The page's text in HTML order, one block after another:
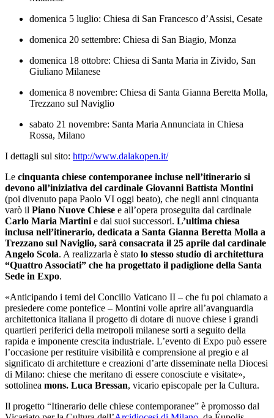
domenica 5 luglio: Chiesa di San Francesco d’Assisi, Cesate
domenica 20 settembre: Chiesa di San Biagio, Monza
domenica 18 ottobre: Chiesa di Santa Maria in Zivido, San
Giuliano Milanese
domenica 8 novembre: Chiesa di Santa Gianna Beretta Molla,
Trezzano sul Naviglio
sabato 21 novembre: Santa Maria Annunciata in Chiesa
Rossa, Milano
I dettagli sul sito: http://www.dalakopen.it/
Le cinquanta chiese contemporanee incluse nell’itinerario si
devono all’iniziativa del cardinale Giovanni Battista Montini
(poi divenuto papa Paolo VI oggi beato), che negli anni cinquanta
varò il Piano Nuove Chiese e all’opera proseguita dal cardinale
Carlo Maria Martini e dai suoi successori. L’ultima chiesa
inclusa nell’itinerario, dedicata a Santa Gianna Beretta Molla a
Trezzano sul Naviglio, sarà consacrata il 25 aprile dal cardinale
Angelo Scola. A realizzarla è stato lo stesso studio di architettura
“Quattro Associati” che ha progettato il padiglione della Santa
Sede in Expo.
«Anticipando i temi del Concilio Vaticano II – che fu poi chiamato a
presiedere come pontefice – Montini volle aprire all’avanguardia
architettonica italiana il progetto di dotare di nuove chiese i grandi
quartieri periferici della metropoli milanese sorti a seguito della
rapida e imponente crescita industriale. L’evento di Expo può essere
l’occasione per restituire visibilità e comprensione al pregio e al
significato di architetture e creazioni d’arte disseminate nella Diocesi
di Milano: chiese che meritano di essere conosciute e visitate»,
sottolinea mons. Luca Bressan, vicario episcopale per la Cultura.
Il progetto “Itinerario delle chiese contemporanee” è promosso dal